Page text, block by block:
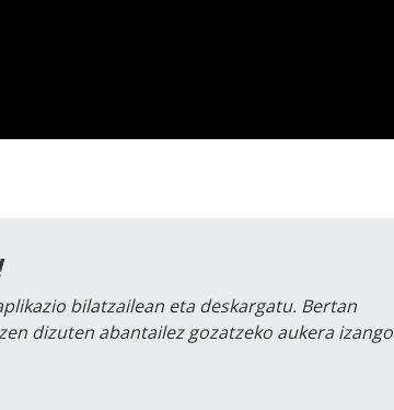
bilatzailean eta deskargatu. Bertan
dizuten abantailez gozatzeko aukera izango